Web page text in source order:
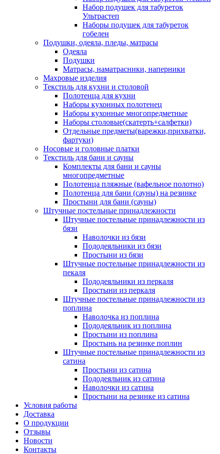
Набор подушек для табуреток
Ультрастеп
Наборы подушек для табуреток
гобелен
Подушки, одеяла, пледы, матрасы
Одеяла
Подушки
Матрасы, наматрасники, наперники
Махровые изделия
Текстиль для кухни и столовой
Полотенца для кухни
Наборы кухонных полотенец
Наборы кухонные многопредметные
Наборы столовые(скатерть+салфетки)
Отдельные предметы(варежки,прихватки,
фартуки)
Носовые и головные платки
Текстиль для бани и сауны
Комплекты для бани и сауны
многопредметные
Полотенца пляжные (вафельное полотно)
Полотенца для бани (сауны) на резинке
Простыни для бани (сауны)
Штучные постельные принадлежности
Штучные постельные принадлежности из
бязи
Наволочки из бязи
Пододеяльники из бязи
Простыни из бязи
Штучные постельные принадлежности из
пекаля
Пододеяльники из перкаля
Простыни из перкаля
Штучные постельные принадлежности из
поплина
Наволочка из поплина
Пододеяльник из поплина
Простыни из поплина
Простынь на резинке поплин
Штучные постельные принадлежности из
сатина
Простыни из сатина
Пододеяльник из сатина
Наволочки из сатина
Простыни на резинке из сатина
Условия работы
Доставка
О продукции
Отзывы
Новости
Контакты